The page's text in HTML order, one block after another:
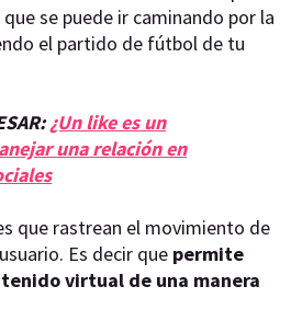
se puede ir caminando por la
el partido de fútbol de tu
¿Un like es un
una relación en
que rastrean el movimiento de
Es decir que permite
virtual de una manera